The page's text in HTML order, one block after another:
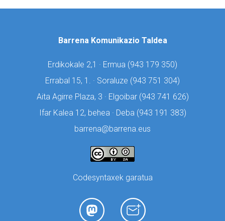
Barrena Komunikazio Taldea
Erdikokale 2,1 · Ermua (943 179 350)
Errabal 15, 1. · Soraluze (943 751 304)
Aita Agirre Plaza, 3 · Elgoibar (943 741 626)
Ifar Kalea 12, behea · Deba (943 191 383)
barrena@barrena.eus
Codesyntaxek garatua